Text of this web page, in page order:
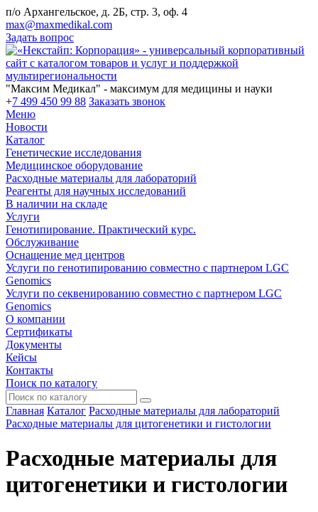
п/о Архангельское, д. 2Б, стр. 3, оф. 4
max@maxmedikal.com
Задать вопрос
"Максим Медикал" - максимум для медицины и науки
+7 499 450 99 88 Заказать звонок
Меню
Новости
Каталог
Генетические исследования
Медицинское оборудование
Расходные материалы для лабораторий
Реагенты для научных исследований
В наличии на складе
Услуги
Генотипирование. Практический курс.
Обслуживание
Оснащение мед центров
Услуги по генотипированию совместно с партнером LGC
Genomics
Услуги по секвенированию совместно с партнером LGC
Genomics
О компании
Сертификаты
Документы
Кейсы
Контакты
Поиск по каталогу
Главная Каталог Расходные материалы для лабораторий
Расходные материалы для цитогенетики и гистологии
Расходные материалы для
цитогенетики и гистологии